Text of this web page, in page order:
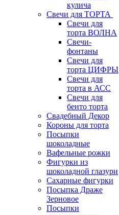
кулича
Свечи для ТОРТА
Свечи для
торта ВОЛНА
Свечи-
фонтаны
Свечи для
торта ЦИФРЫ
Свечи для
торта в АСС
Свечи для
бенто торта
Свадебный Декор
Короны для торта
Посыпки
шоколадные
Вафельные рожки
Фигурки из
шоколадной глазури
Сахарные фигурки
Посыпка Драже
Зерновое
Посыпки